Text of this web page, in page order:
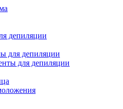
депиляции
для депиляции
для депиляции